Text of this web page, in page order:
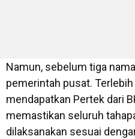
Namun, sebelum tiga
pemerintah pusat.
mendapatkan Pertek dari
memastikan seluruh
dilaksanakan sesuai